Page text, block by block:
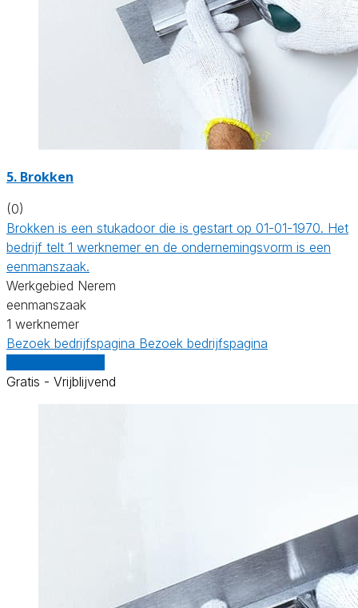
5. Brokken
(0)
Brokken is een stukadoor die is gestart op 01-01-1970. Het
bedrijf telt 1 werknemer en de ondernemingsvorm is een
eenmanszaak.
Werkgebied Nerem
eenmanszaak
1 werknemer
Bezoek bedrijfspagina Bezoek bedrijfspagina
Gratis - Vrijblijvend